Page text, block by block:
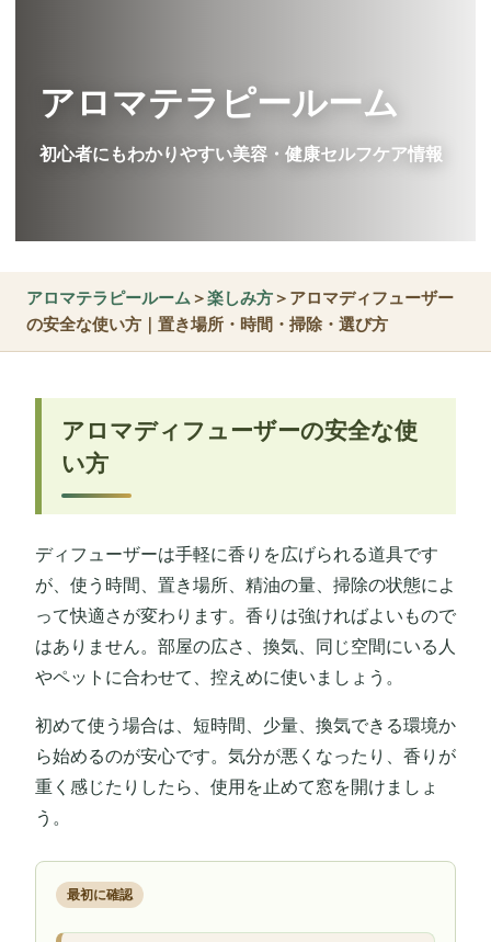
アロマテラピールーム
初心者にもわかりやすい美容・健康セルフケア情報
アロマテラピールーム＞楽しみ方＞アロマディフューザー
の安全な使い方｜置き場所・時間・掃除・選び方
アロマディフューザーの安全な使
い方
ディフューザーは手軽に香りを広げられる道具です
が、使う時間、置き場所、精油の量、掃除の状態によ
って快適さが変わります。香りは強ければよいもので
はありません。部屋の広さ、換気、同じ空間にいる人
やペットに合わせて、控えめに使いましょう。
初めて使う場合は、短時間、少量、換気できる環境か
ら始めるのが安心です。気分が悪くなったり、香りが
重く感じたりしたら、使用を止めて窓を開けましょ
う。
最初に確認